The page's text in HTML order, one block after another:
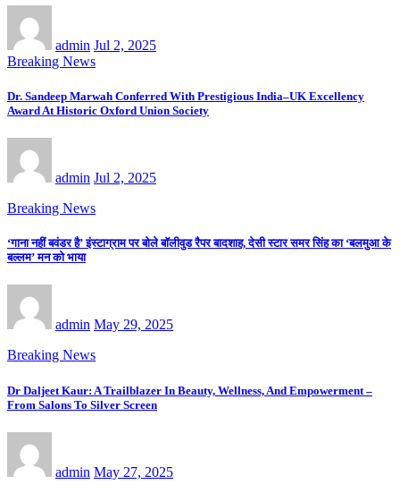
admin Jul 2, 2025
Breaking News
Dr. Sandeep Marwah Conferred With Prestigious India–UK Excellency
Award At Historic Oxford Union Society
admin Jul 2, 2025
Breaking News
‘गाना नहीं बवंडर है’ इंस्टाग्राम पर बोले बॉलीवुड रैपर बादशाह, देसी स्टार समर सिंह का ‘बलमुआ के
बल्लम’ मन को भाया
admin May 29, 2025
Breaking News
Dr Daljeet Kaur: A Trailblazer In Beauty, Wellness, And Empowerment –
From Salons To Silver Screen
admin May 27, 2025